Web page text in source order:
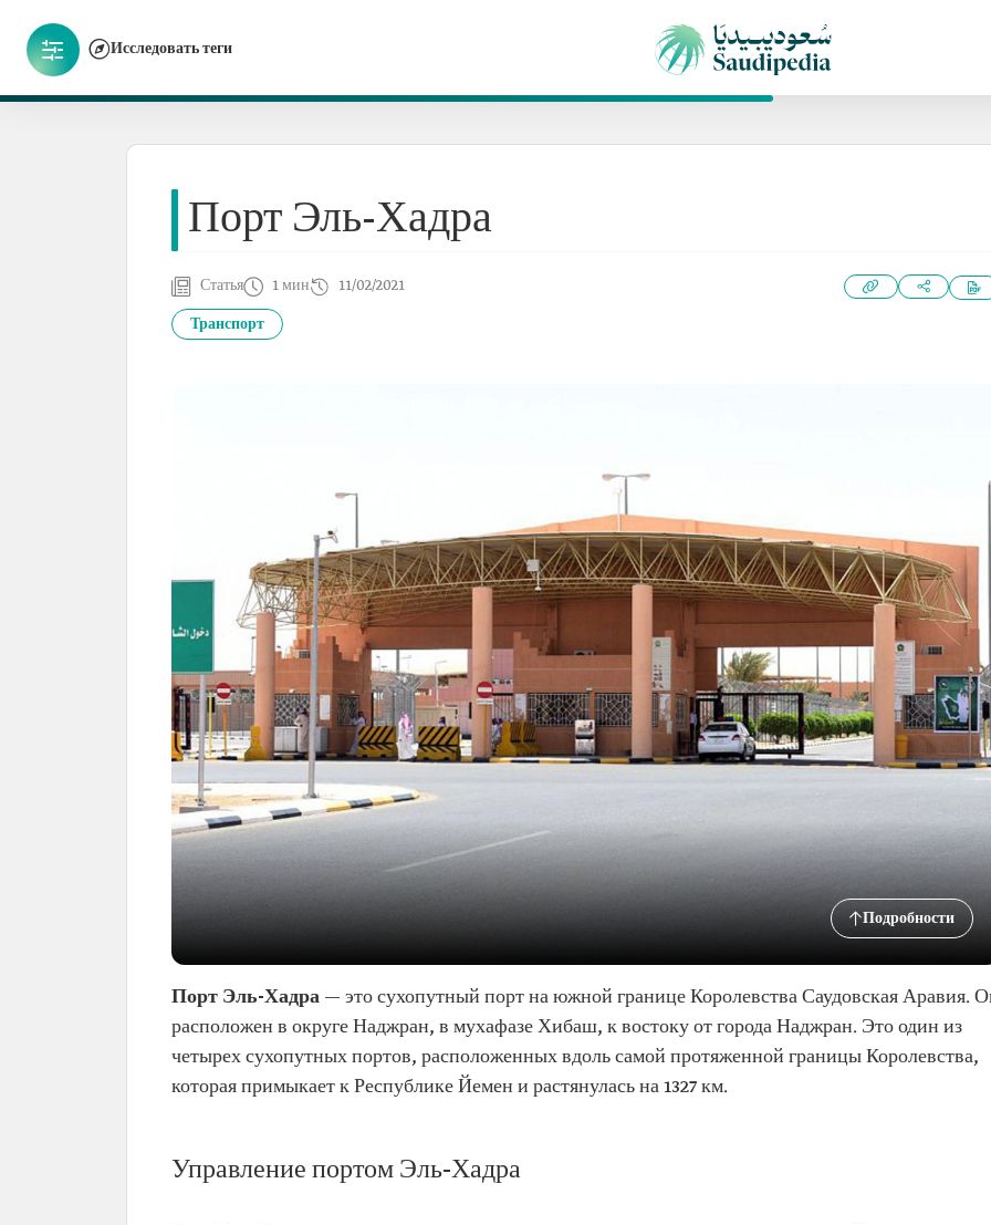
Исследовать теги
Порт Эль-Хадра
Статья 1 мин 11/02/2021
Транспорт
Подробности
Порт Эль-Хадра — это сухопутный порт на южной границе Королевства Саудовская Аравия.
расположен в округе Наджран, в мухафазе Хибаш, к востоку от города Наджран. Это один из
четырех сухопутных портов, расположенных вдоль самой протяженной границы Королевства,
которая примыкает к Республике Йемен и растянулась на 1327 км.
Управление портом Эль-Хадра